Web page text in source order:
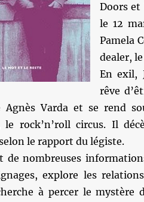
Doors et
le 12
Pamela
dealer,
En exil,
rêve
Agnès Varda et se rend
le rock’n’roll circus. Il
le rapport du légiste.
de nombreuses
explore les
à percer le mystère